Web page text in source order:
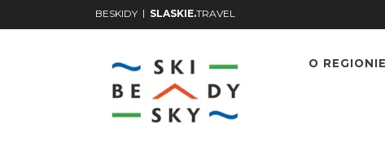
BESKIDY | SLASKIE.TRAVEL
O REGIONIE